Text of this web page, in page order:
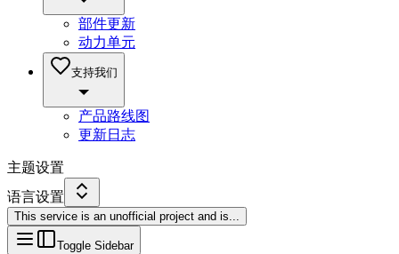
部件更新
动力单元
支持我们
产品路线图
更新日志
主题设置
语言设置
This service is an unofficial project and is...
Toggle Sidebar